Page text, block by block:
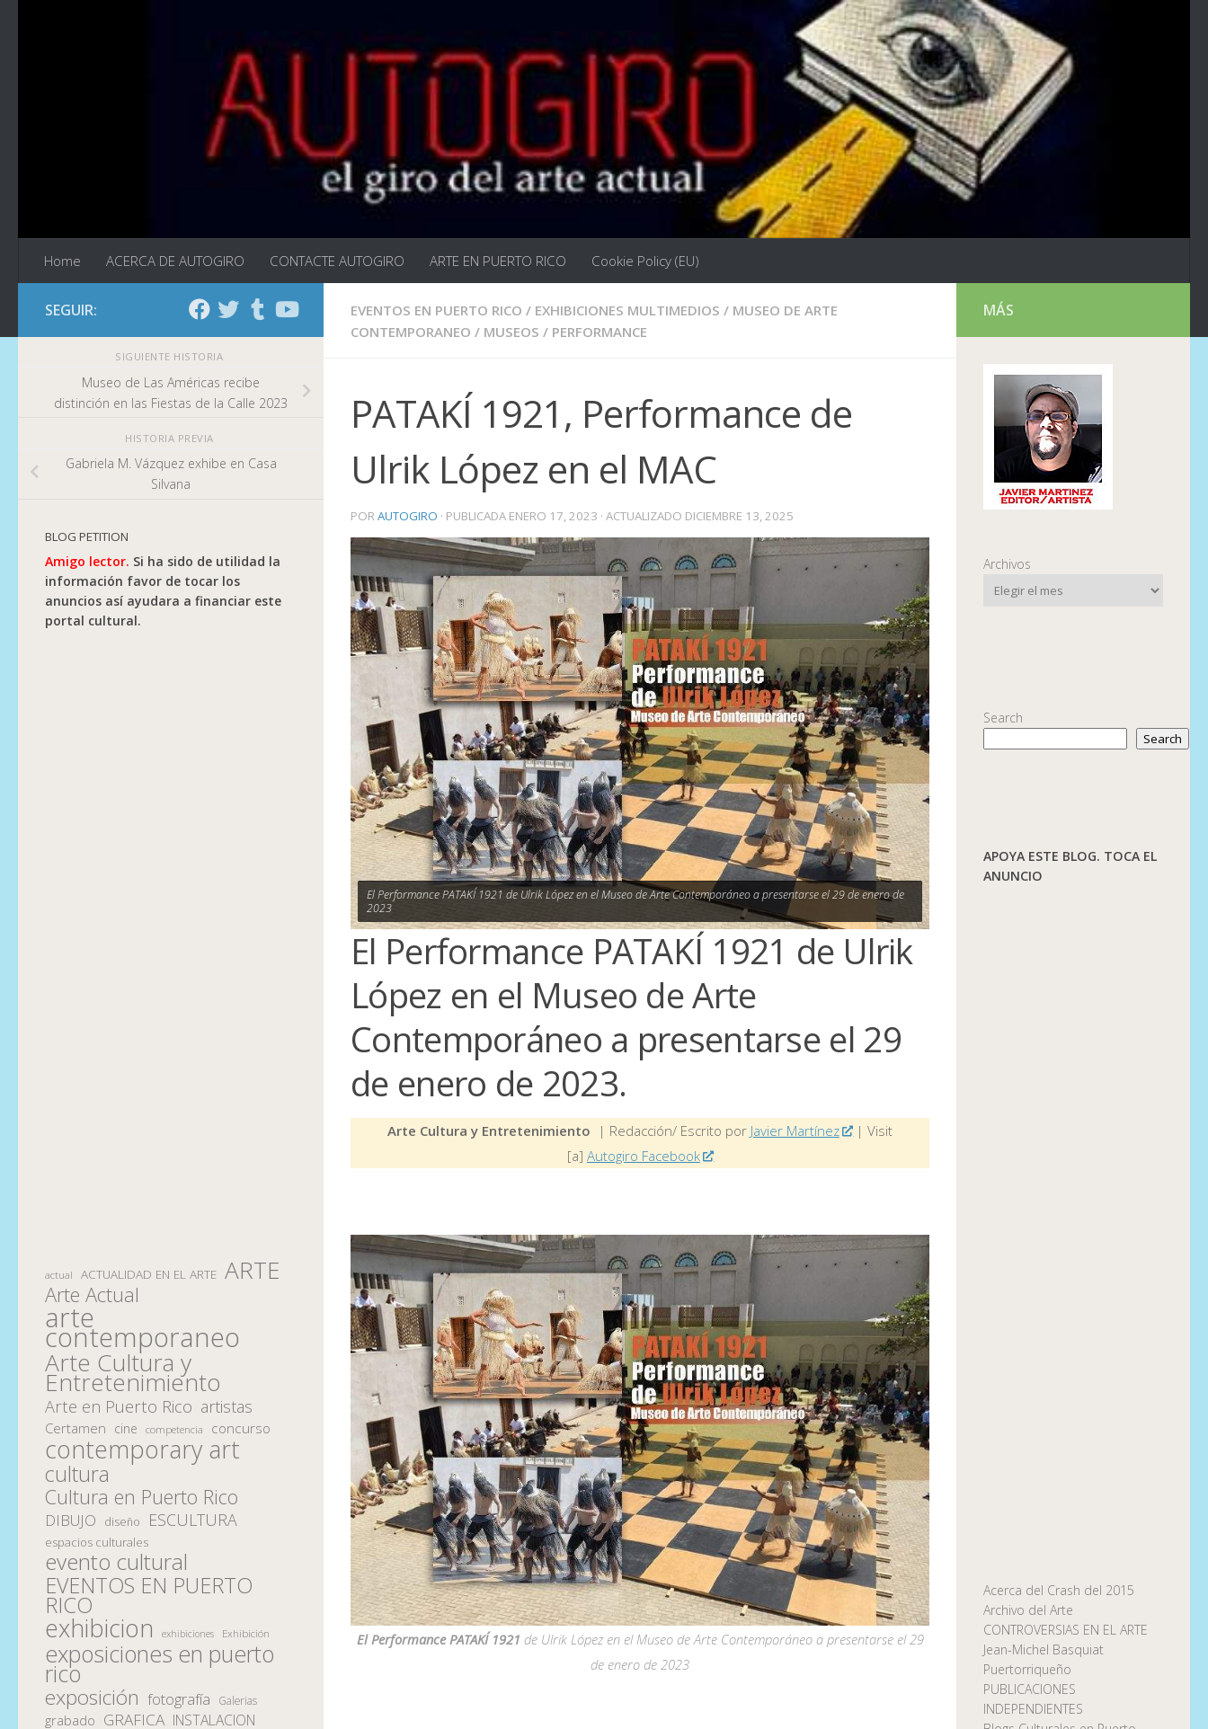
Home ACERCA DE AUTOGIRO CONTACTE AUTOGIRO ARTE EN PUERTO RICO Cookie Policy (EU)
EVENTOS EN PUERTO RICO / EXHIBICIONES MULTIMEDIOS / MUSEO DE ARTE
CONTEMPORANEO / MUSEOS / PERFORMANCE
PATAKÍ 1921, Performance de
Ulrik López en el MAC
PORAUTOGIRO · PUBLICADA ENERO 17, 2023 · ACTUALIZADO DICIEMBRE 13, 2025
El Performance PATAKÍ 1921 de Ulrik López en el Museo de Arte Contemporáneo a presentarse el 29 de enero de
2023
El Performance PATAKÍ 1921 de Ulrik
López en el Museo de Arte
Contemporáneo a presentarse el 29
de enero de 2023.
Arte Cultura y Entretenimiento | Redacción/ Escrito por Javier Martínez
| Visit
[a] Autogiro Facebook
El Performance PATAKÍ 1921 de Ulrik López en el Museo de Arte Contemporáneo a presentarse el 29
de enero de 2023
SEGUIR:
SIGUIENTE HISTORIA
Museo de Las Américas recibe
distinción en las Fiestas de la Calle 2023
HISTORIA PREVIA
Gabriela M. Vázquez exhibe en Casa
Silvana
BLOG PETITION
Amigo lector. Si ha sido de utilidad la
información favor de tocar los
anuncios así ayudara a financiar este
portal cultural.
actual ACTUALIDAD EN EL ARTE ARTE
Arte Actual
arte
contemporaneo
Arte Cultura y
Entretenimiento
Arte en Puerto Rico artistas
Certamen cine competencia concurso
contemporary art
cultura
Cultura en Puerto Rico
DIBUJO diseño ESCULTURA
espacios culturales
evento cultural
EVENTOS EN PUERTO
RICO
exhibicion exhibiciones Exhibición
exposiciones en puerto
rico
exposición fotografía Galerias
grabado GRAFICA INSTALACION
MÁS
Archivos
Search
Search
APOYA ESTE BLOG. TOCA EL
ANUNCIO
Acerca del Crash del 2015
Archivo del Arte
CONTROVERSIAS EN EL ARTE
Jean-Michel Basquiat
Puertorriqueño
PUBLICACIONES
INDEPENDIENTES